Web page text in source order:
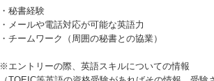
・秘書経験
・メールや電話対応が可能な英語力
・チームワーク（周囲の秘書との協業）
※​エントリーの際、英語スキルについての情報